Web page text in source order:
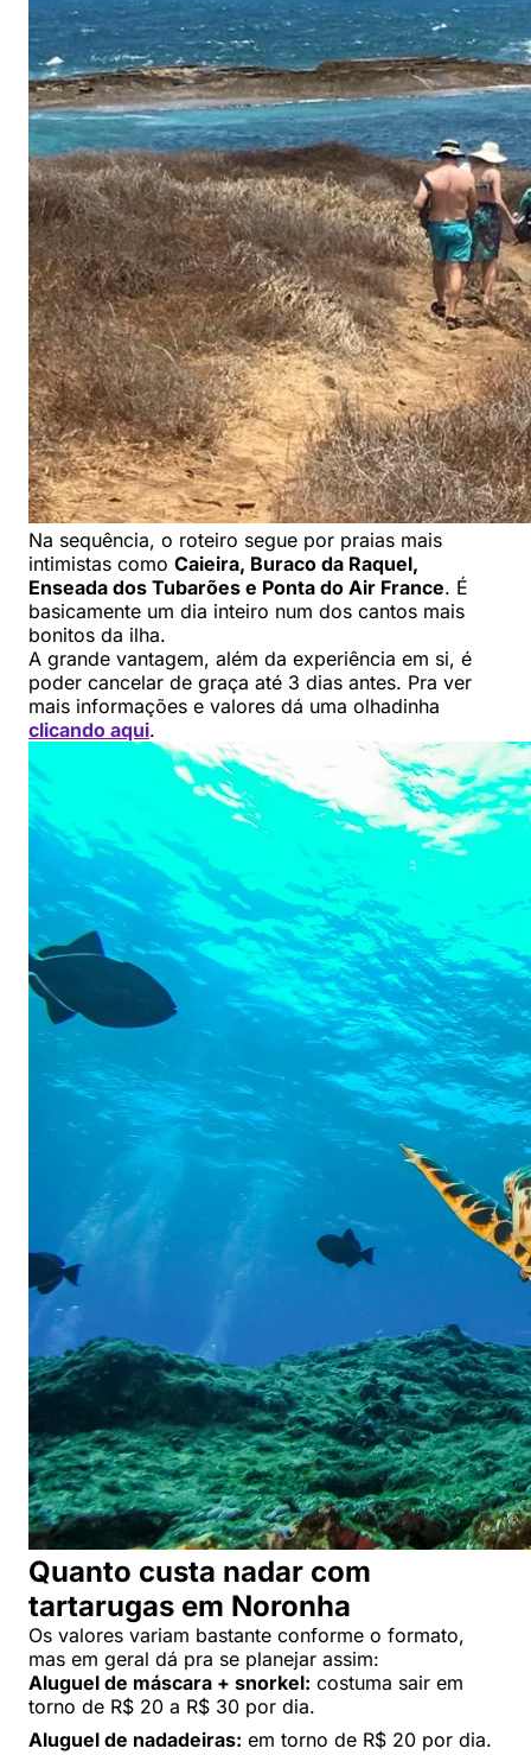
Na sequência, o roteiro segue por praias mais
intimistas como Caieira, Buraco da Raquel,
Enseada dos Tubarões e Ponta do Air France. É
basicamente um dia inteiro num dos cantos mais
bonitos da ilha.
A grande vantagem, além da experiência em si, é
poder cancelar de graça até 3 dias antes. Pra ver
mais informações e valores dá uma olhadinha
clicando aqui.
Quanto custa nadar com
tartarugas em Noronha
Os valores variam bastante conforme o formato,
mas em geral dá pra se planejar assim:
Aluguel de máscara + snorkel: costuma sair em
torno de R$ 20 a R$ 30 por dia.
Aluguel de nadadeiras: em torno de R$ 20 por dia.